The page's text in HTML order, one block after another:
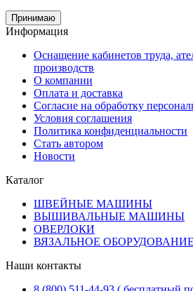
Принимаю
Информация
Оснащение кабинетов труда,
производств
О компании
Оплата и доставка
Согласие на обработку
Условия соглашения
Политика конфиденциальности
Стать автором
Новости
Каталог
ШВЕЙНЫЕ МАШИНЫ
ВЫШИВАЛЬНЫЕ МАШИНЫ
ОВЕРЛОКИ
ВЯЗАЛЬНОЕ ОБОРУДОВАНИЕ
Наши контакты